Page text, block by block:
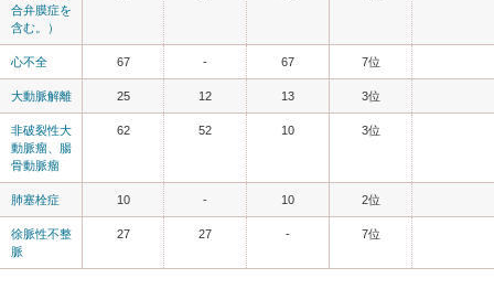
合弁膜症を
含む。）
心不全 67 - 67 7位
大動脈解離 25 12 13 3位
非破裂性大
動脈瘤、腸
骨動脈瘤
62 52 10 3位
肺塞栓症 10 - 10 2位
徐脈性不整
脈
27 27 - 7位